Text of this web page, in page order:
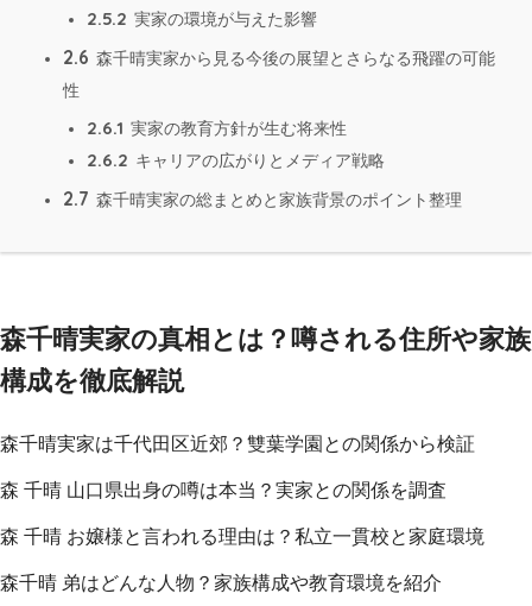
2.5.2 実家の環境が与えた影響
2.6 森千晴実家から見る今後の展望とさらなる飛躍の可能
性
2.6.1 実家の教育方針が生む将来性
2.6.2 キャリアの広がりとメディア戦略
2.7 森千晴実家の総まとめと家族背景のポイント整理
森千晴実家の真相とは？噂される住所や家族
構成を徹底解説
森千晴実家は千代田区近郊？雙葉学園との関係から検証
森 千晴 山口県出身の噂は本当？実家との関係を調査
森 千晴 お嬢様と言われる理由は？私立一貫校と家庭環境
森千晴 弟はどんな人物？家族構成や教育環境を紹介